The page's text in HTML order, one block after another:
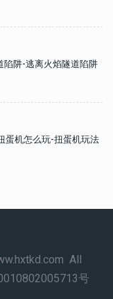
陷阱-逃离火焰隧道陷阱
蛋机怎么玩-扭蛋机玩法
All
号